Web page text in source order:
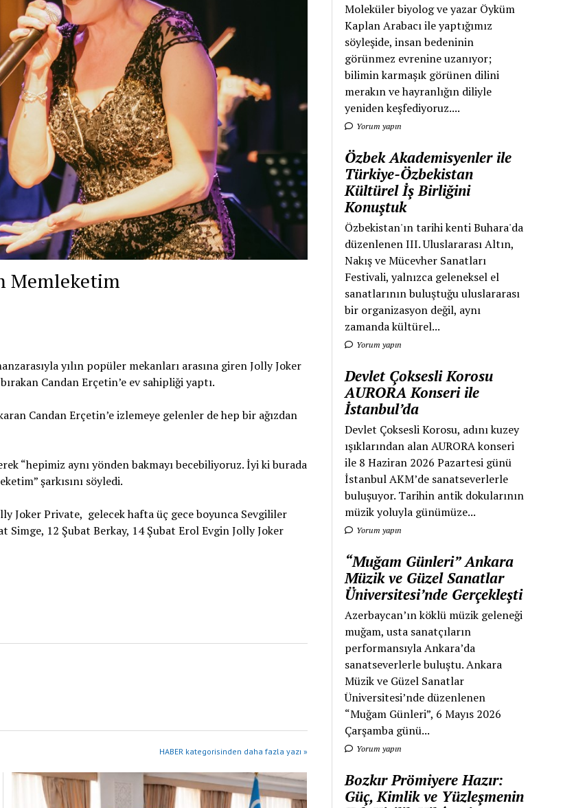
Memleketim
yılın popüler mekanları arasına giren Jolly Joker
Candan Erçetin’e ev sahipliği yaptı.
Candan Erçetin’e izlemeye gelenler de hep bir ağızdan
“hepimiz aynı yönden bakmayı becebiliyoruz. İyi ki burada
şarkısını söyledi.
Joker Private, gelecek hafta üç gece boyunca Sevgililer
Simge, 12 Şubat Berkay, 14 Şubat Erol Evgin Jolly Joker
HABER kategorisinden daha fazla yazı »
Moleküler biyolog ve yazar Öyküm
Kaplan Arabacı ile yaptığımız
söyleşide, insan bedeninin
görünmez evrenine uzanıyor;
bilimin karmaşık görünen dilini
merakın ve hayranlığın diliyle
yeniden keşfediyoruz....
Yorum yapın
Özbek Akademisyenler ile
Türkiye-Özbekistan
Kültürel İş Birliğini
Konuştuk
Özbekistan'ın tarihi kenti Buhara'da
düzenlenen III. Uluslararası Altın,
Nakış ve Mücevher Sanatları
Festivali, yalnızca geleneksel el
sanatlarının buluştuğu uluslararası
bir organizasyon değil, aynı
zamanda kültürel...
Yorum yapın
Devlet Çoksesli Korosu
AURORA Konseri ile
İstanbul’da
Devlet Çoksesli Korosu, adını kuzey
ışıklarından alan AURORA konseri
ile 8 Haziran 2026 Pazartesi günü
İstanbul AKM’de sanatseverlerle
buluşuyor. Tarihin antik dokularının
müzik yoluyla günümüze...
Yorum yapın
“Muğam Günleri” Ankara
Müzik ve Güzel Sanatlar
Üniversitesi’nde Gerçekleşti
Azerbaycan’ın köklü müzik geleneği
muğam, usta sanatçıların
performansıyla Ankara’da
sanatseverlerle buluştu. Ankara
Müzik ve Güzel Sanatlar
Üniversitesi’nde düzenlenen
“Muğam Günleri”, 6 Mayıs 2026
Çarşamba günü...
Yorum yapın
Bozkır Prömiyere Hazır:
Güç, Kimlik ve Yüzleşmenin